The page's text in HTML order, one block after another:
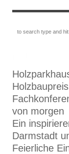
von morgen
Ein
Darmstadt
Feierliche